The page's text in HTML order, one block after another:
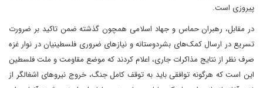
پیروزی است.
در مقابل، رهبران حماس و جهاد اسلامی همچون گذشته ضمن تاکید بر ضرورت
تسریع در ارسال کمک‌های بشردوستانه و نیازهای ضروری فلسطینیان در نوار غزه
صرف نظر از نتایج مذاکرات جاری، اعلام کردند که موضع مقاومت و ملت فلسطین
این است که هرگونه توافقی باید به توقف کامل جنگ، خروج نیروهای اشغالگر از